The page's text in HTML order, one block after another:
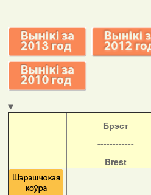
Брэст
------------
Brest